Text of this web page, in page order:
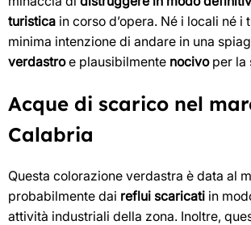
turistica in corso d’opera. Né i locali né i
minima intenzione di andare in una
verdastroe plausibilmente nocivoper la
Acque di scarico nel
Calabria
Questa colorazione verdastra è data al
probabilmente dai reflui scaricati in
attività industriali della zona. Inoltre,